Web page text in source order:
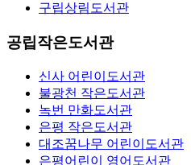
구립상림도서관
공립작은도서관
신사 어린이도서관
불광천 작은도서관
녹번 만화도서관
은평 작은도서관
대조꿈나무 어린이도서관
은평어린이 영어도서관